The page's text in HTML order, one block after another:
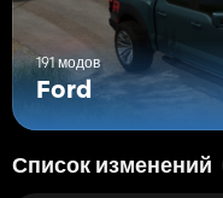
191 модов
Ford
Список изменений